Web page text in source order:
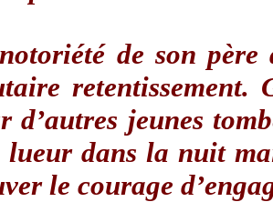
de son
retentissement.
d’autres jeunes
lueur dans la nuit
le courage